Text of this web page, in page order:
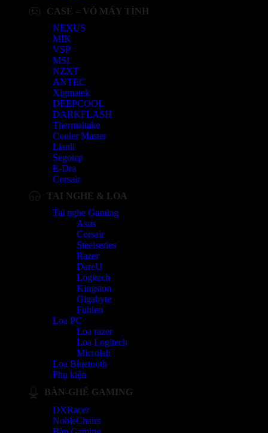
CASE – VỎ MÁY TÍNH
NEXUS
MIK
VSP
MSI
NZXT
ANTEC
Xigmatek
DEEPCOOL
DARKFLASH
Thermaltake
Cooler Master
Lianli
Segotep
E-Dra
Corsair
TAI NGHE & LOA
Tai nghe Gaming
Asus
Corsair
Steelseries
Razer
DareU
Logitech
Kingston
Gigabyte
Fuhlen
Loa PC
Loa razer
Loa Logitech
Microlab
Loa Bluetooth
Phụ kiện
BÀN-GHẾ GAMING
DXRacer
NobleChairs